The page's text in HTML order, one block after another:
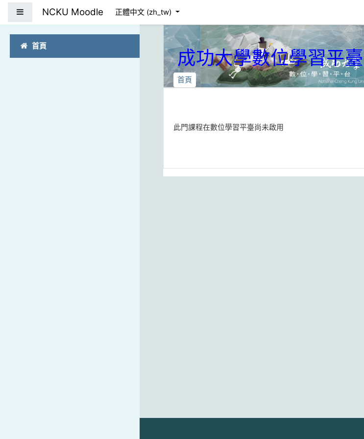
首頁
NCKU Moodle 正體中文 ‎(zh_tw)‎
成功大學數位學習平臺
首頁
此門課程在數位學習平臺尚未啟用